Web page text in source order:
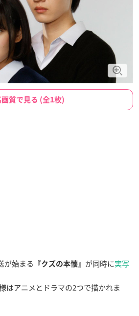
画質で見る (全1枚)
が始まる『クズの本懐』が同時に実写
はアニメとドラマの2つで描かれま